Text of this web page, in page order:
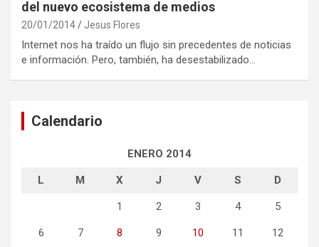
del nuevo ecosistema de medios
20/01/2014 Jesus Flores
Internet nos ha traído un flujo sin precedentes de noticias
e información. Pero, también, ha desestabilizado…
Calendario
ENERO 2014
L M X J V S D
1 2 3 4 5
6 7 8 9 10 11 12